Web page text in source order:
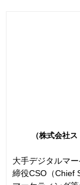
（株式会社
大手デジタルマ
締役CSO（Chief